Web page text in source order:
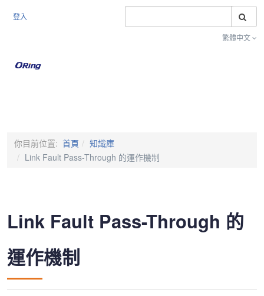
登入
繁體中文
你目前位置: 首頁
知識庫
Link Fault Pass-Through 的運作機制
Link Fault Pass-Through 的
運作機制